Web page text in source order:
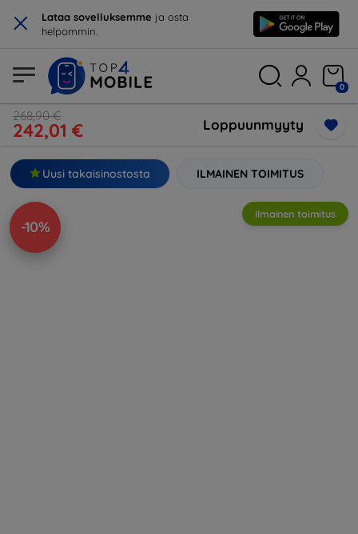
× Lataa sovelluksemme ja osta
helpommin.
0
268,90 €
242,01 € Loppuunmyyty
Uusi takaisinostosta ILMAINEN TOIMITUS
-10%
Ilmainen toimitus